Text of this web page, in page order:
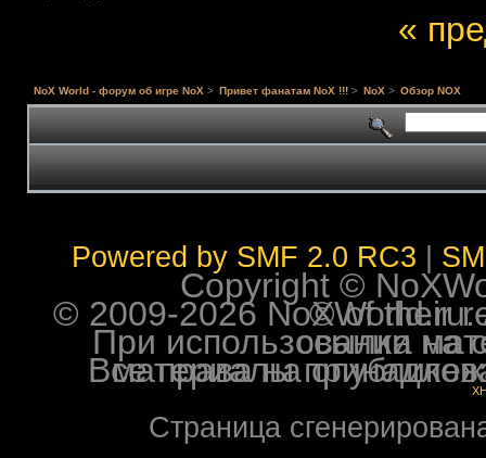
«
NoX World - форум об игре NoX > Привет фанатам NoX !!! > NoX > Обзор NOX
Powered by SMF 2.0 RC3
Copyright ©
© 2009-2026 NoXWorld.ru. All
При использовании
Все права на опубликованные на форуме
Страница